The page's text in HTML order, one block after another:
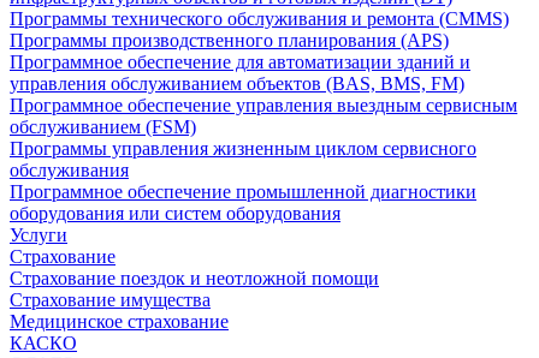
Программы технического обслуживания и ремонта (CMMS)
Программы производственного планирования (APS)
Программное обеспечение для автоматизации зданий и
управления обслуживанием объектов (BAS, BMS, FM)
Программное обеспечение управления выездным сервисным
обслуживанием (FSM)
Программы управления жизненным циклом сервисного
обслуживания
Программное обеспечение промышленной диагностики
оборудования или систем оборудования
Услуги
Страхование
Страхование поездок и неотложной помощи
Страхование имущества
Медицинское страхование
КАСКО